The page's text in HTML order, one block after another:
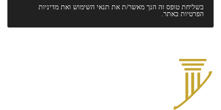
בשליחת טופס זה הנך מאשר/ת את תנאי השימוש ואת מדיניות
הפרטיות באתר.